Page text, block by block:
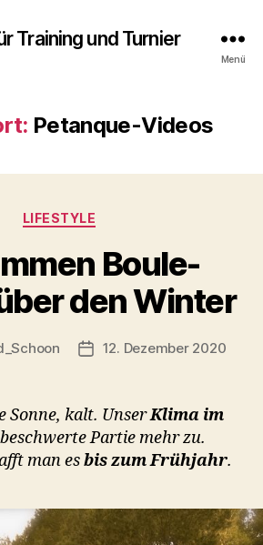
Training und Turnier
Menü
Petanque-Videos
Kategorien
LIFESTYLE
Boule-
den Winter
Veröffentlichungsdatum
12. Dezember 2020
Sonne, kalt. UnserKlima im
Partie mehr zu.
man esbis zum Frühjahr.